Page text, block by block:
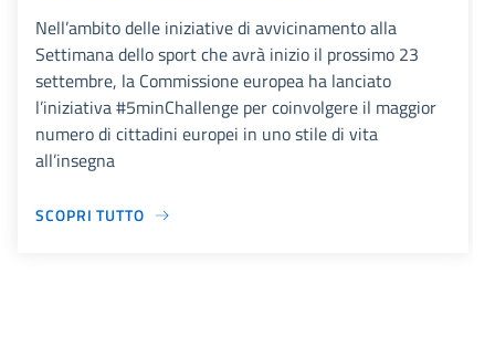
Nell’ambito delle iniziative di avvicinamento alla
Settimana dello sport che avrà inizio il prossimo 23
settembre, la Commissione europea ha lanciato
l’iniziativa #5minChallenge per coinvolgere il maggior
numero di cittadini europei in uno stile di vita
all’insegna
SCOPRI TUTTO